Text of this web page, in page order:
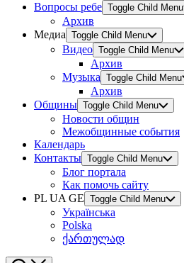
Вопросы ребе Toggle Child Menu
Архив
Медиа Toggle Child Menu
Видео Toggle Child Menu
Архив
Музыка Toggle Child Menu
Архив
Общины Toggle Child Menu
Новости общин
Межобщинные события
Календарь
Контакты Toggle Child Menu
Блог портала
Как помочь сайту
PL UA GE Toggle Child Menu
Українська
Polska
ქართულად